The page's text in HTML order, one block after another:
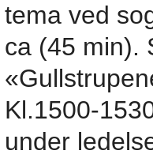
tema ved
ca (45 min).
Kl.1500-
under